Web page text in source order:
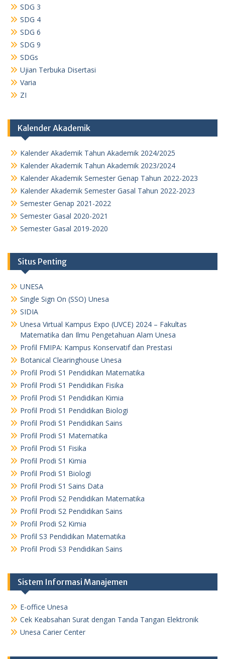
SDG 3
SDG 4
SDG 6
SDG 9
SDGs
Ujian Terbuka Disertasi
Varia
ZI
Kalender Akademik
Kalender Akademik Tahun Akademik 2024/2025
Kalender Akademik Tahun Akademik 2023/2024
Kalender Akademik Semester Genap Tahun 2022-2023
Kalender Akademik Semester Gasal Tahun 2022-2023
Semester Genap 2021-2022
Semester Gasal 2020-2021
Semester Gasal 2019-2020
Situs Penting
UNESA
Single Sign On (SSO) Unesa
SIDIA
Unesa Virtual Kampus Expo (UVCE) 2024 – Fakultas
Matematika dan Ilmu Pengetahuan Alam Unesa
Profil FMIPA: Kampus Konservatif dan Prestasi
Botanical Clearinghouse Unesa
Profil Prodi S1 Pendidikan Matematika
Profil Prodi S1 Pendidikan Fisika
Profil Prodi S1 Pendidikan Kimia
Profil Prodi S1 Pendidikan Biologi
Profil Prodi S1 Pendidikan Sains
Profil Prodi S1 Matematika
Profil Prodi S1 Fisika
Profil Prodi S1 Kimia
Profil Prodi S1 Biologi
Profil Prodi S1 Sains Data
Profil Prodi S2 Pendidikan Matematika
Profil Prodi S2 Pendidikan Sains
Profil Prodi S2 Kimia
Profil S3 Pendidikan Matematika
Profil Prodi S3 Pendidikan Sains
Sistem Informasi Manajemen
E-office Unesa
Cek Keabsahan Surat dengan Tanda Tangan Elektronik
Unesa Carier Center